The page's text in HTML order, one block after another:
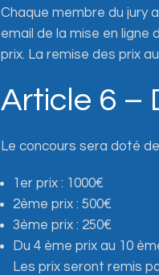
Chaque membre du jury
email de la mise en
prix. La remise des prix
Article 6 –
Le concours sera doté
1er prix : 1000€
2ème prix : 500€
3ème prix : 250€
Du 4 ème prix au 10
Les prix seront remis